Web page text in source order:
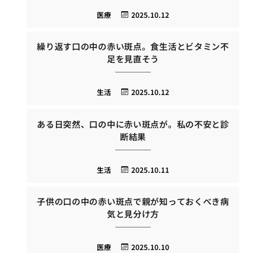
2025.10.12
医療
繰り返す口の中の赤い斑点。食生活とビタミン不
足を見直そう
2025.10.12
生活
ある日突然、口の中に赤い斑点が。私の不安と診
断結果
2025.10.11
生活
子供の口の中の赤い斑点で親が知っておくべき病
気と見分け方
2025.10.10
医療